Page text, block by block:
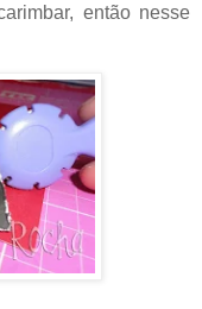
então nesse